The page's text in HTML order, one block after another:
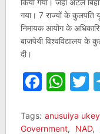
किया गया। जहाँ अटल
गया। 7 राज्यों के कुलपति
निमायक आयोग के
बाजपेयी विश्वविद्यालय के
दी।
Tags: anusuiya ukey
Government, NAD,